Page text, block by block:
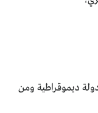
ديموقراطية ومن